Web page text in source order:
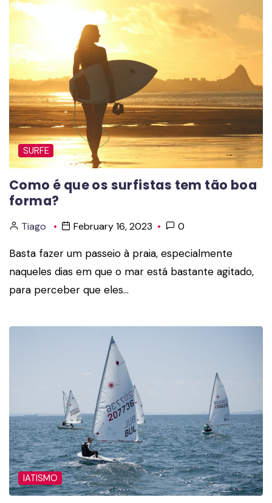
SURFE
Como é que os surfistas tem tão boa
forma?
Tiago February 16, 2023 0
Basta fazer um passeio à praia, especialmente
naqueles dias em que o mar está bastante agitado,
para perceber que eles…
IATISMO